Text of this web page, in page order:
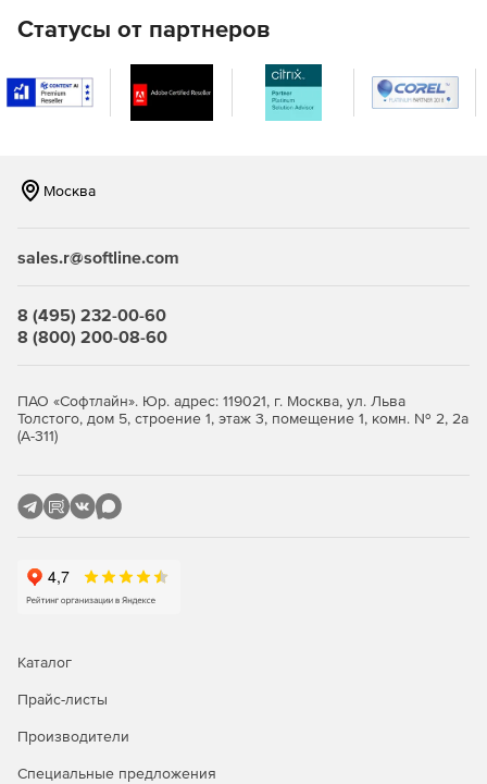
демонстрационному приложению для быстрого
освоения продукта.
исходного кода.
XE, XE2, XE3, XE4.
Бесплатные обновления на период действия
Бесплатная неограниченная техподдержка в период
действия сопровождения
Статусы от партнеров
Москва
sales.r@softline.com
8 (495) 232-00-60
8 (800) 200-08-60
ПАО «Софтлайн». Юр. адрес: 119021, г. Москва, ул. Льва
Толстого, дом 5, строение 1, этаж 3, помещение 1, комн. № 2, 2а
(А-311)
Каталог
Прайс-листы
Производители
Специальные предложения